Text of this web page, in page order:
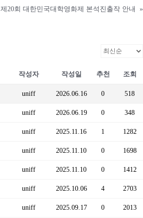
제20회 대한민국대학영화제 본석진출작 안내 »
작성자 작성일 추천 조회
uniff 2026.06.16 0 518
uniff 2026.06.19 0 348
uniff 2025.11.16 1 1282
uniff 2025.11.10 0 1698
uniff 2025.11.10 0 1412
uniff 2025.10.06 4 2703
uniff 2025.09.17 0 2013